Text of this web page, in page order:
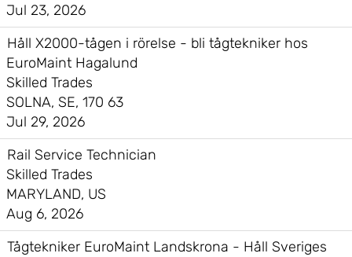
Jul 23, 2026
Håll X2000-tågen i rörelse - bli tågtekniker hos
EuroMaint Hagalund
Skilled Trades
SOLNA, SE, 170 63
Jul 29, 2026
Rail Service Technician
Skilled Trades
MARYLAND, US
Aug 6, 2026
Tågtekniker EuroMaint Landskrona - Håll Sveriges